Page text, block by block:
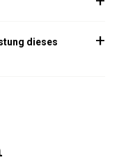
dieses